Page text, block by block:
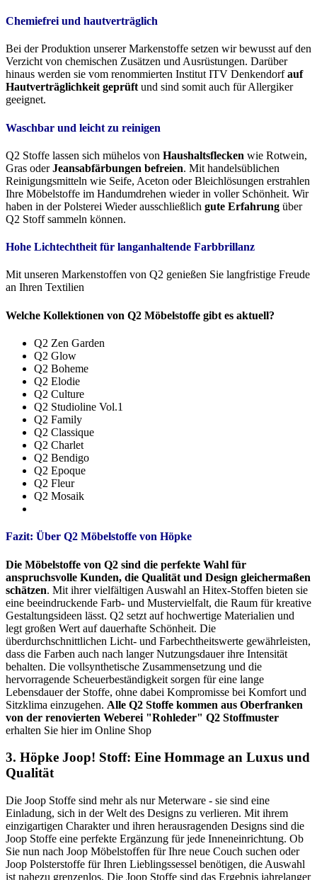
Chemiefrei und hautverträglich
Bei der Produktion unserer Markenstoffe setzen wir bewusst auf den
Verzicht von chemischen Zusätzen und Ausrüstungen. Darüber
hinaus werden sie vom renommierten Institut ITV Denkendorfauf
Hautverträglichkeit geprüft und sind somit auch für Allergiker
geeignet.
Waschbar und leicht zu reinigen
Q2 Stoffe lassen sich mühelos von Haushaltsflecken wie Rotwein,
Gras oderJeansabfärbungen befreien. Mit handelsüblichen
Reinigungsmitteln wie Seife, Aceton oder Bleichlösungen erstrahlen
Ihre Möbelstoffe im Handumdrehen wieder in voller Schönheit. Wir
haben in der Polsterei Wieder ausschließlich gute Erfahrung über
Q2 Stoff sammeln können.
Hohe Lichtechtheit für langanhaltende Farbbrillanz
Mit unseren Markenstoffen von Q2 genießen Sie langfristige Freude
an Ihren Textilien
Welche Kollektionen von Q2 Möbelstoffe gibt es aktuell?
Q2 Zen Garden
Q2 Glow
Q2 Boheme
Q2 Elodie
Q2 Culture
Q2 Studioline Vol.1
Q2 Family
Q2 Classique
Q2 Charlet
Q2 Bendigo
Q2 Epoque
Q2 Fleur
Q2 Mosaik
Fazit: Über Q2 Möbelstoffe von Höpke
Die Möbelstoffe von Q2 sind die perfekte Wahl für
anspruchsvolle Kunden, die Qualität und Design gleichermaßen
schätzen. Mit ihrer vielfältigen Auswahl an Hitex-Stoffen bieten sie
eine beeindruckende Farb- und Mustervielfalt, die Raum für kreative
Gestaltungsideen lässt. Q2 setzt auf hochwertige Materialien und
legt großen Wert auf dauerhafte Schönheit. Die
überdurchschnittlichen Licht- und Farbechtheitswerte gewährleisten,
dass die Farben auch nach langer Nutzungsdauer ihre Intensität
behalten. Die vollsynthetische Zusammensetzung und die
hervorragende Scheuerbeständigkeit sorgen für eine lange
Lebensdauer der Stoffe, ohne dabei Kompromisse bei Komfort und
Sitzklima einzugehen. Alle Q2 Stoffe kommen aus Oberfranken
von der renovierten Weberei "Rohleder" Q2 Stoffmuster
erhalten Sie hier im Online Shop
3. Höpke Joop! Stoff: Eine Hommage an Luxus und
Qualität
Die Joop Stoffe sind mehr als nur Meterware - sie sind eine
Einladung, sich in der Welt des Designs zu verlieren. Mit ihrem
einzigartigen Charakter und ihren herausragenden Designs sind die
Joop Stoffe eine perfekte Ergänzung für jede Inneneinrichtung. Ob
Sie nun nach Joop Möbelstoffen für Ihre neue Couch suchen oder
Joop Polsterstoffe für Ihren Lieblingssessel benötigen, die Auswahl
ist nahezu grenzenlos. Die Joop Stoffe sind das Ergebnis jahrelanger